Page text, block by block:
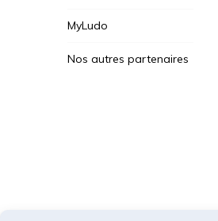
MyLudo
Nos autres partenaires